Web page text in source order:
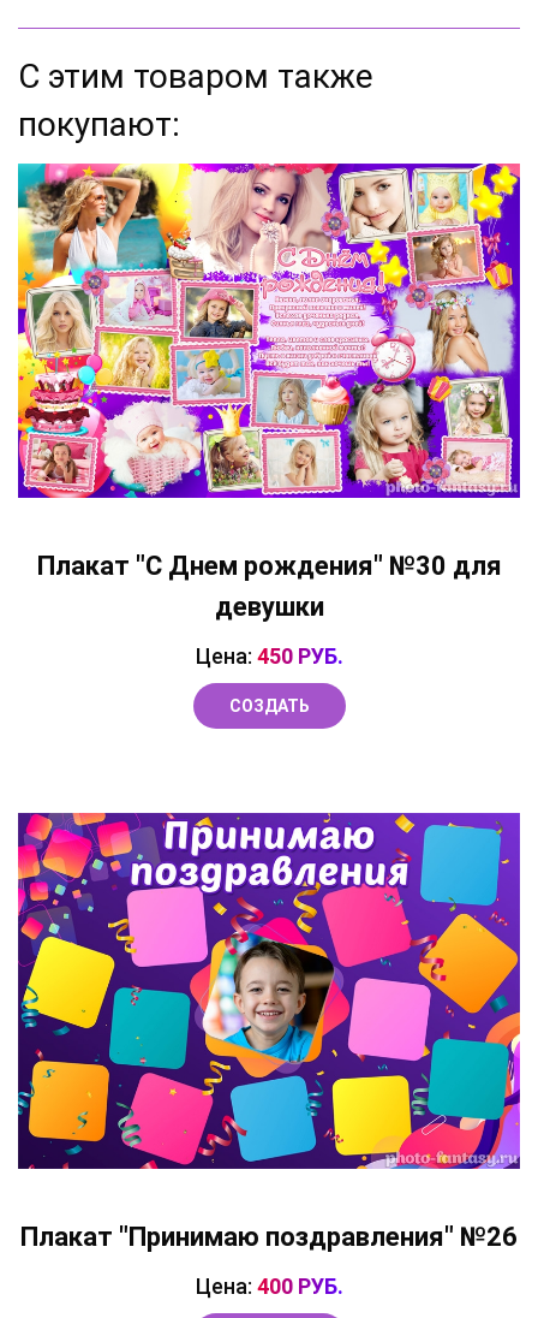
С этим товаром также
покупают:
Плакат "C Днем рождения" №30 для
девушки
Цена: 450 РУБ.
СОЗДАТЬ
Плакат "Принимаю поздравления" №26
Цена: 400 РУБ.